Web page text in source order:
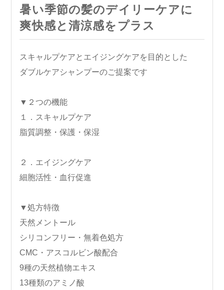
暑い季節の髪のデイリーケアに
爽快感と清涼感をプラス
スキャルプケアとエイジングケアを目的とした
ダブルケアシャンプーのご提案です
▼２つの機能
１．スキャルプケア
脂質調整・保護・保湿
２．エイジングケア
細胞活性・血行促進
▼処方特徴
天然メントール
シリコンフリー・無着色処方
CMC・アスコルビン酸配合
9種の天然植物エキス
13種類のアミノ酸